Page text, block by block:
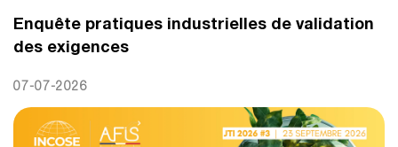
Enquête pratiques industrielles de validation
des exigences
07-07-2026